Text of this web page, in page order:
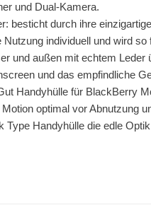
und Dual-Kamera.
durch ihre
individuell und wird
und außen mit echtem
und das empfindliche
Handyhülle für BlackBerry
optimal vor Abnutzung
Handyhülle die edle